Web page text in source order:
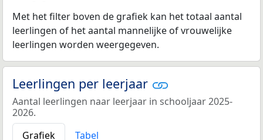
Met het filter boven de grafiek kan het totaal aantal
leerlingen of het aantal mannelijke of vrouwelijke
leerlingen worden weergegeven.
Leerlingen per leerjaar
Aantal leerlingen naar leerjaar in schooljaar 2025-
2026.
Grafiek
Tabel